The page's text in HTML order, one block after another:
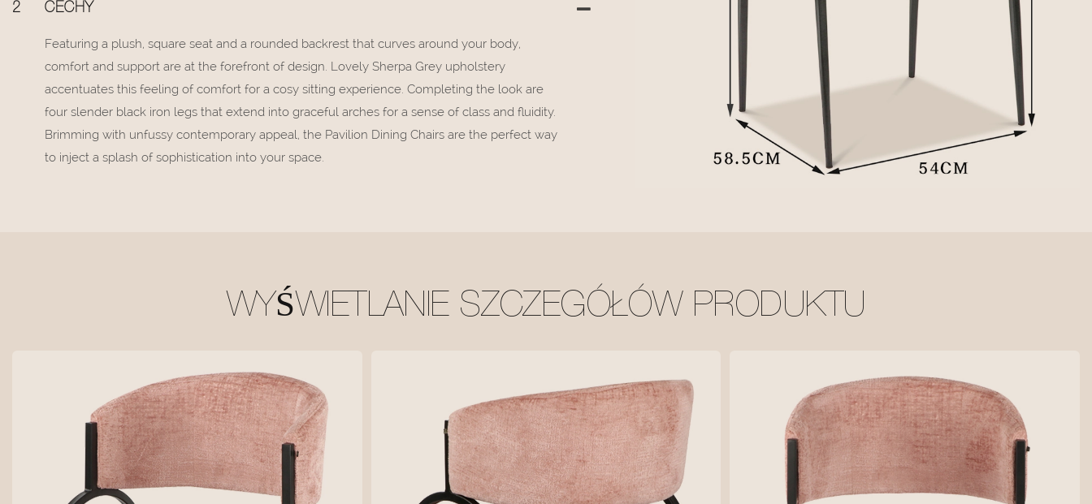
2 CECHY
Featuring a plush, square seat and a rounded backrest that curves around your body,
comfort and support are at the forefront of design. Lovely Sherpa Grey upholstery
accentuates this feeling of comfort for a cosy sitting experience. Completing the look are
four slender black iron legs that extend into graceful arches for a sense of class and fluidity.
Brimming with unfussy contemporary appeal, the Pavilion Dining Chairs are the perfect way
to inject a splash of sophistication into your space.
WYŚWIETLANIE SZCZEGÓŁÓW PRODUKTU